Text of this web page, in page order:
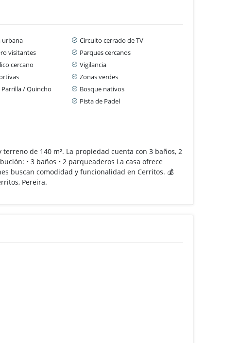
urbana
Circuito cerrado de TV
visitantes
Parques cercanos
cercano
Vigilancia
Zonas verdes
/ Quincho
Bosque nativos
Pista de Padel
de 140 m². La propiedad cuenta con 3 baños, 2
• 3 baños • 2 parqueaderos La casa ofrece
buscan comodidad y funcionalidad en Cerritos. 💰
Pereira.